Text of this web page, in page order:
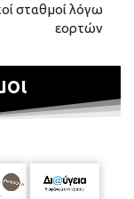
σταθμοί λόγω
εορτών